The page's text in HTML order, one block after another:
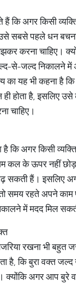
हैं कि अगर किसी
उसे सबसे पहले धन
करना चाहिए।
से-जल्द निकालने
का यह भी कहना है
होता है, इसलिए
चाहिए।
है कि अगर किसी
कल के ऊपर नहीं
सकती हैं। इसलिए
समय रहते अपने
में मदद मिल
रखना भी बहुत
है, कि बुरा वक्त
क्योंकि अगर आप बुरे